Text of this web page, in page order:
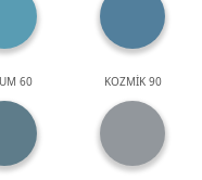
60 KOZMİK 90